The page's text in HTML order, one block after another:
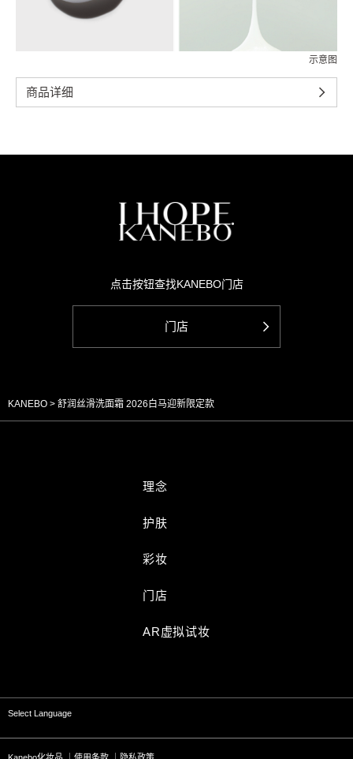
示意图
商品详细
点击按钮查找KANEBO门店
门店
KANEBO 舒润丝滑洗面霜 2026白马迎新限定款
理念
护肤
彩妆
门店
AR虚拟试妆
Select Language